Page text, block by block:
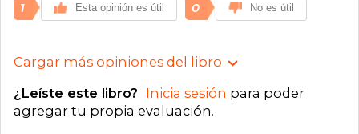
1 Esta opinión es útil 0 No es útil
Cargar más opiniones del libro
¿Leíste este libro? Inicia sesión para poder
agregar tu propia evaluación.